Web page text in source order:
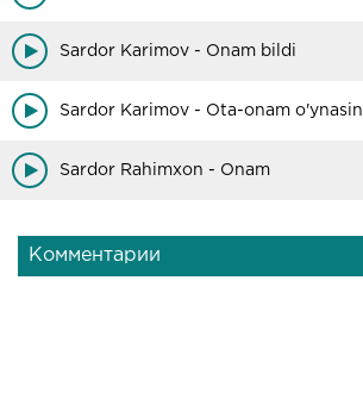
Sardor Karimov - Onam bildi
Sardor Karimov - Ota-onam o'ynasin
Sardor Rahimxon - Onam
Комментарии